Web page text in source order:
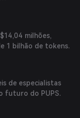
milhões,
1 bilhão de tokens.
de especialistas
futuro do PUPS.